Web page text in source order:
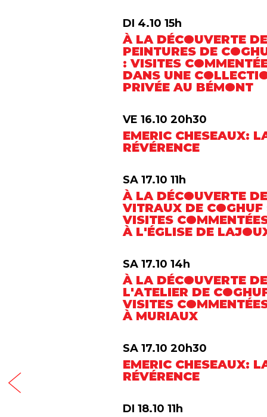
DI 4.10 15h
À LA DÉCOUVERTE
PEINTURES DE
: VISITES
DANS UNE
PRIVÉE AU BÉMONT
VE 16.10 20h30
EMERIC CHESEAUX:
RÉVÉRENCE
SA 17.10 11h
À LA DÉCOUVERTE
VITRAUX DE COGHUF
VISITES
À L'ÉGLISE DE
SA 17.10 14h
À LA DÉCOUVERTE DE
L'ATELIER DE
VISITES
À MURIAUX
SA 17.10 20h30
EMERIC CHESEAUX:
RÉVÉRENCE
DI 18.10 11h